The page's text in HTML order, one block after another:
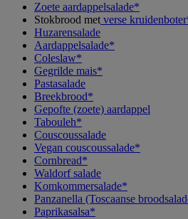
Zoete aardappelsalade*
Stokbrood met verse
Huzarensalade
Aardappelsalade*
Coleslaw*
Gegrilde mais*
Pastasalade
Breekbrood*
Gepofte (zoete) aardappel
Tabouleh*
Couscoussalade
Vegan couscoussalade*
Cornbread*
Waldorf salade
Komkommersalade*
Panzanella (Toscaanse
Paprikasalsa*